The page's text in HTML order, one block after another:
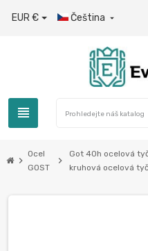
EUR € Čeština 
view_headline
chevron_right
Ocel
GOST
chevron_right
Got 40h ocelová
kruhová ocelová